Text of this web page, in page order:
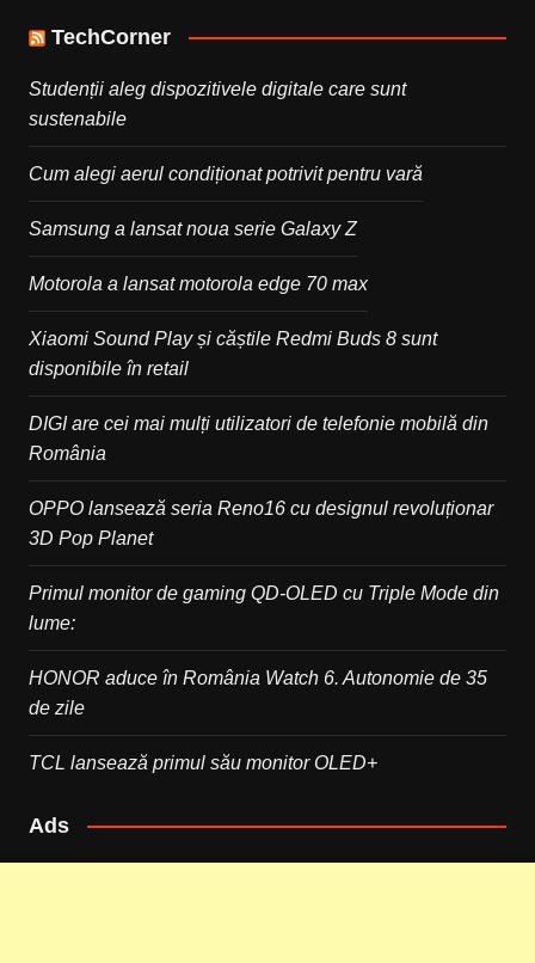
TechCorner
Studenții aleg dispozitivele digitale care sunt
sustenabile
Cum alegi aerul condiționat potrivit pentru vară
Samsung a lansat noua serie Galaxy Z
Motorola a lansat motorola edge 70 max
Xiaomi Sound Play și căștile Redmi Buds 8 sunt
disponibile în retail
DIGI are cei mai mulți utilizatori de telefonie mobilă din
România
OPPO lansează seria Reno16 cu designul revoluționar
3D Pop Planet
Primul monitor de gaming QD-OLED cu Triple Mode din
lume:
HONOR aduce în România Watch 6. Autonomie de 35
de zile
TCL lansează primul său monitor OLED+
Ads